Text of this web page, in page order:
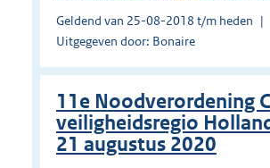
Geldend van 25-08-2018 t/m heden
Uitgegeven door: Bonaire
11e Noodverordening
veiligheidsregio
21 augustus 2020